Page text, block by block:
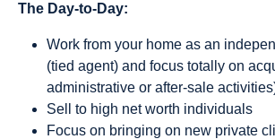
The Day-to-Day:
Work from your home as an
(tied agent) and focus totally on
administrative or after-sale
Sell to high net worth individuals
Focus on bringing on new private